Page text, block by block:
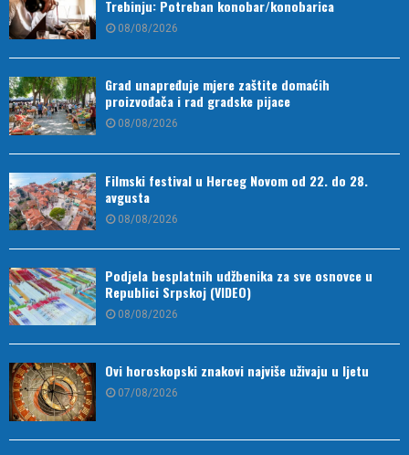
Trebinju: Potreban konobar/konobarica
08/08/2026
Grad unapređuje mjere zaštite domaćih
proizvođača i rad gradske pijace
08/08/2026
Filmski festival u Herceg Novom od 22. do 28.
avgusta
08/08/2026
Podjela besplatnih udžbenika za sve osnovce u
Republici Srpskoj (VIDEO)
08/08/2026
Ovi horoskopski znakovi najviše uživaju u ljetu
07/08/2026